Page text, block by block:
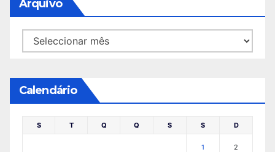
Arquivo
Arquivo
Calendário
S T Q Q S S D
1 2